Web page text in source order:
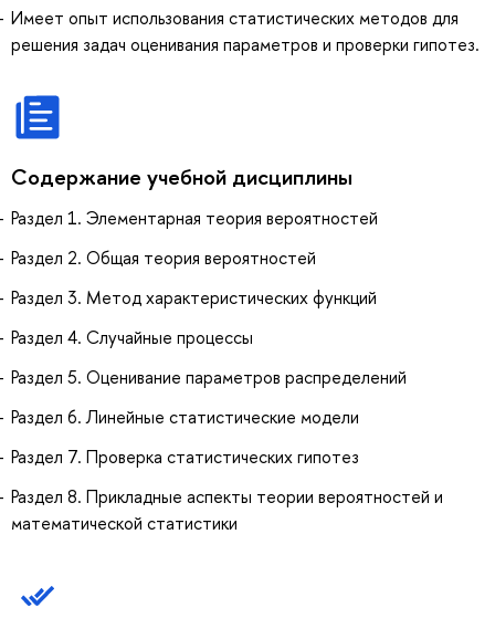
Имеет опыт использования статистических методов для
решения задач оценивания параметров и проверки гипотез.
Содержание учебной дисциплины
Раздел 1. Элементарная теория вероятностей
Раздел 2. Общая теория вероятностей
Раздел 3. Метод характеристических функций
Раздел 4. Случайные процессы
Раздел 5. Оценивание параметров распределений
Раздел 6. Линейные статистические модели
Раздел 7. Проверка статистических гипотез
Раздел 8. Прикладные аспекты теории вероятностей и
математической статистики